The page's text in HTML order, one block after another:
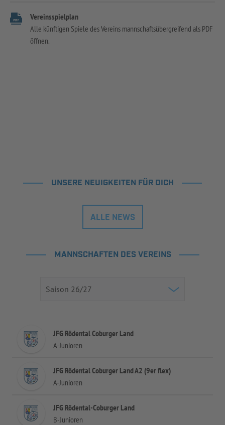
Vereinsspielplan
Alle künftigen Spiele des Vereins mannschaftsübergreifend als PDF
öffnen.
UNSERE NEUIGKEITEN FÜR DICH
ALLE NEWS
MANNSCHAFTEN DES VEREINS
JFG Rödental Coburger Land
A-Junioren
JFG Rödental Coburger Land A2 (9er flex)
A-Junioren
JFG Rödental-Coburger Land
B-Junioren